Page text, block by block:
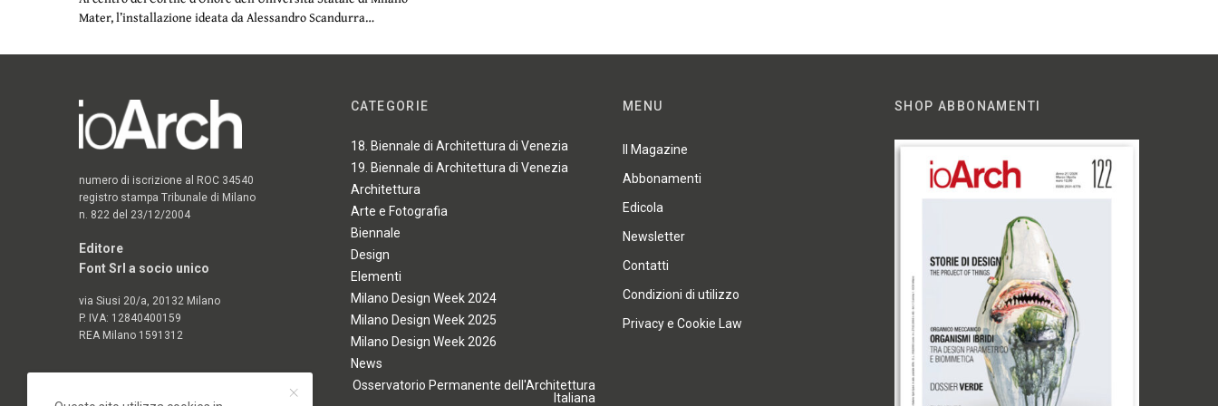
Mater, l’installazione ideata da Alessandro Scandurra…
numero di iscrizione al ROC 34540
registro stampa Tribunale di Milano
n. 822 del 23/12/2004
Editore
Font Srl a socio unico
via Siusi 20/a, 20132 Milano
P. IVA: 12840400159
REA Milano 1591312
CATEGORIE
18. Biennale di Architettura di Venezia
19. Biennale di Architettura di Venezia
Architettura
Arte e Fotografia
Biennale
Design
Elementi
Milano Design Week 2024
Milano Design Week 2025
Milano Design Week 2026
News
Osservatorio Permanente dell'Architettura
Italiana
MENU
Il Magazine
Abbonamenti
Edicola
Newsletter
Contatti
Condizioni di utilizzo
Privacy e Cookie Law
SHOP ABBONAMENTI